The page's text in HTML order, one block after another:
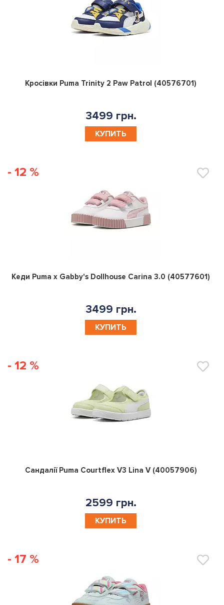
0
Кросівки Puma Trinity 2 Paw Patrol (40576701)
3499 грн.
КУПИТЬ
- 12 %
0
Кеди Puma x Gabby's Dollhouse Carina 3.0 (40577601)
3499 грн.
КУПИТЬ
- 12 %
0
Сандалії Puma Courtflex V3 Lina V (40057906)
2599 грн.
КУПИТЬ
- 17 %